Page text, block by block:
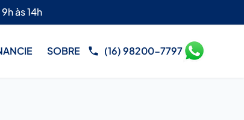
às 14h
SOBRE (16) 98200-7797